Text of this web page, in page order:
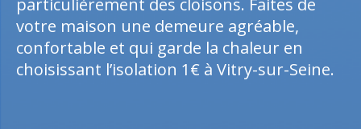
particulièrement des cloisons. Faites de
votre maison une demeure agréable,
confortable et qui garde la chaleur en
choisissant l’isolation 1€ à Vitry-sur-Seine.